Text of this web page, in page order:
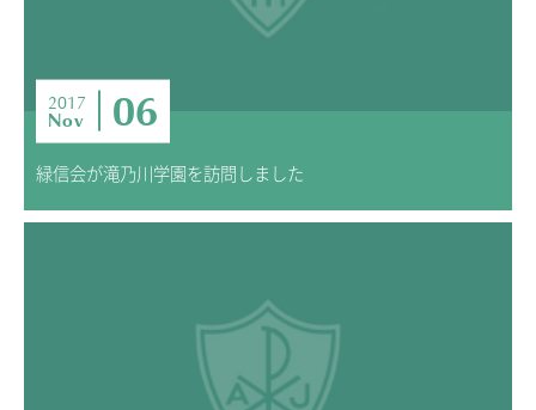
2017
Nov 06
緑信会が滝乃川学園を訪問しました